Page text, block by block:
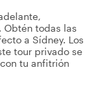
Obtén todas las
a Sídney. Los
tour privado se
tu anfitrión